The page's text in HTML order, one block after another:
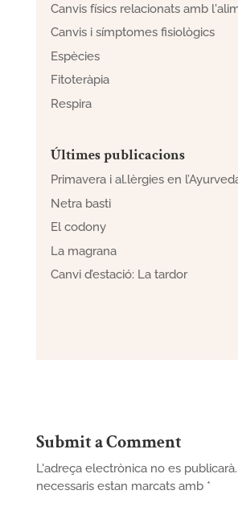
Canvis físics relacionats amb
Canvis i símptomes fisiològics
Espècies
Fitoteràpia
Respira
Últimes publicacions
Primavera i al.lèrgies en
Netra basti
El codony
La magrana
Canvi d’estació: La tardor
Submit a Comment
L'adreça electrònica no es publicarà.
necessaris estan marcats amb *